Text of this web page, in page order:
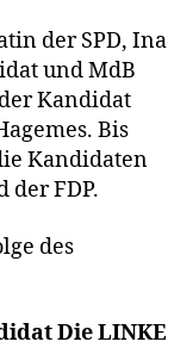
der SPD, Ina
und MdB
Kandidat
Bis
Kandidaten
der FDP.
des
Die LINKE